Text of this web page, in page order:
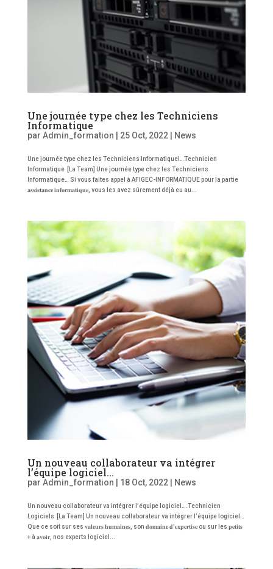
Une journée type chez les Techniciens
Informatique
par Admin_formation 25 Oct, 2022| News
Une journée type chez les Techniciens Informatiquel…Technicien
Informatique [La Team] Une journée type chez les Techniciens
Informatique… Si vous faites appel à AFIGEC-INFORMATIQUE pour la partie
𝐚𝐬𝐬𝐢𝐬𝐭𝐚𝐧𝐜𝐞 𝐢𝐧𝐟𝐨𝐫𝐦𝐚𝐭𝐢𝐪𝐮𝐞, vous les avez sûrement déjà eu au...
Un nouveau collaborateur va intégrer
l’équipe logiciel…
par Admin_formation | 18 Oct, 2022| News
Un nouveau collaborateur va intégrer l’équipe logiciel….Technicien
Logiciels [La Team] Un nouveau collaborateur va intégrer l’équipe logiciel…
Que ce soit sur ses 𝐯𝐚𝐥𝐞𝐮𝐫𝐬 𝐡𝐮𝐦𝐚𝐢𝐧𝐞𝐬, son 𝐝𝐨𝐦𝐚𝐢𝐧𝐞 𝐝’𝐞𝐱𝐩𝐞𝐫𝐭𝐢𝐬𝐞 ou sur les 𝐩𝐞𝐭𝐢𝐭𝐬
+ à 𝐚𝐯𝐨𝐢𝐫, nos experts logiciel...